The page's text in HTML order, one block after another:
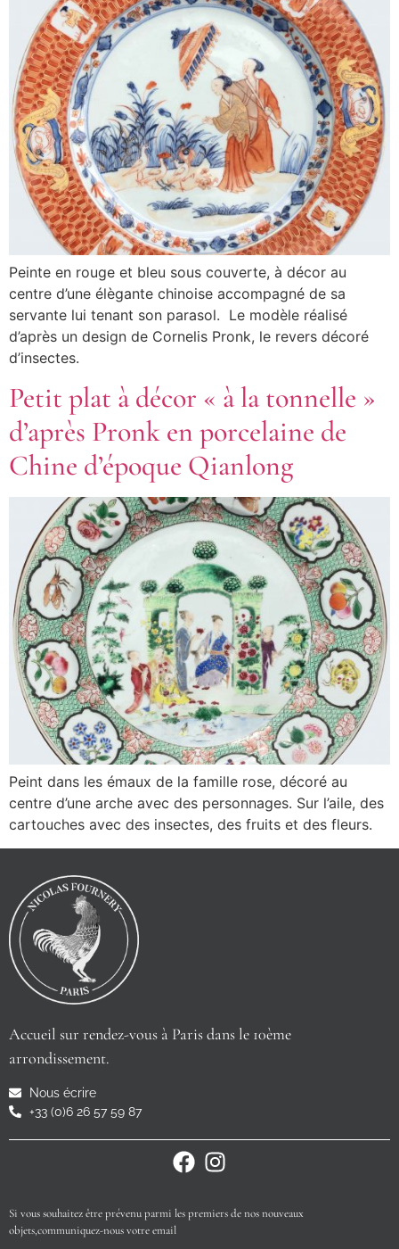
Peinte en rouge et bleu sous couverte, à décor au
centre d’une élègante chinoise accompagné de sa
servante lui tenant son parasol. Le modèle réalisé
d’après un design de Cornelis Pronk, le revers décoré
d’insectes.
Petit plat à décor « à la tonnelle »
d’après Pronk en porcelaine de
Chine d’époque Qianlong
Peint dans les émaux de la famille rose, décoré au
centre d’une arche avec des personnages. Sur l’aile, des
cartouches avec des insectes, des fruits et des fleurs.
Accueil sur rendez-vous à Paris dans le 10ème
arrondissement.
Nous écrire
+33 (0)6 26 57 59 87
Si vous souhaitez être prévenu parmi les premiers de nos nouveaux
objets,communiquez-nous votre email